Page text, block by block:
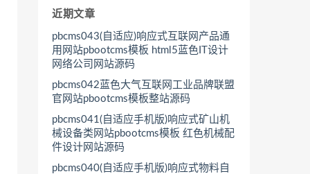
近期文章
pbcms043(自适应)响应式互联网产品通
用网站pbootcms模板 html5蓝色IT设计
网络公司网站源码
pbcms042蓝色大气互联网工业品牌联盟
官网站pbootcms模板整站源码
pbcms041(自适应手机版)响应式矿山机
械设备类网站pbootcms模板 红色机械配
件设计网站源码
pbcms040(自适应手机版)响应式物料自